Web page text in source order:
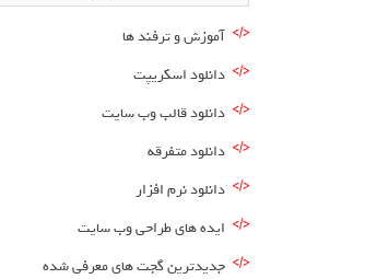
آموزش و ترفند ها
دانلود اسکریپت
دانلود قالب وب سایت
دانلود متفرقه
دانلود نرم افزار
ایده های طراحی وب سایت
جدیدترین گجت های معرفی شده